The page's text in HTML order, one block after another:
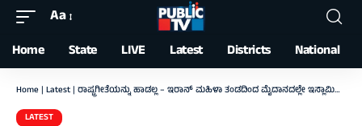
Font
Resizer
Aa
Home State LIVE Latest Districts National
Home | Latest | ರಾಷ್ಟ್ರಗೀತೆಯನ್ನು ಹಾಡಲ್ಲ – ಇರಾನ್‌ ಮಹಿಳಾ ತಂಡದಿಂದ ಮೈದಾನದಲ್ಲೇ ಇಸ್ಲಾಮಿಕ್‌ ಆಡಳಿತದ ವಿರುದ್ಧ ಪ್ರತಿಭಟನೆ
LATEST